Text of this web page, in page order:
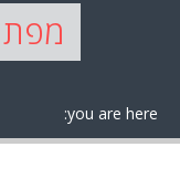
מפת
you are here: